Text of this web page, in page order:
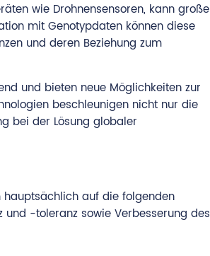
wie Drohnensensoren, kann große
mit Genotypdaten können diese
und deren Beziehung zum
und bieten neue Möglichkeiten zur
beschleunigen nicht nur die
bei der Lösung globaler
hauptsächlich auf die folgenden
und -toleranz sowie Verbesserung des